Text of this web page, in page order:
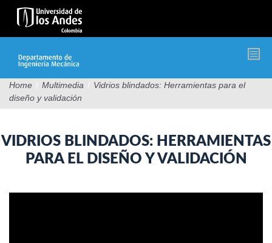
Pasar
contenido
Home / Multimedia / Vidrios blindados: Herramientas para el
diseño y validación
VIDRIOS BLINDADOS: HERRAMIENTAS
PARA EL DISEÑO Y VALIDACIÓN